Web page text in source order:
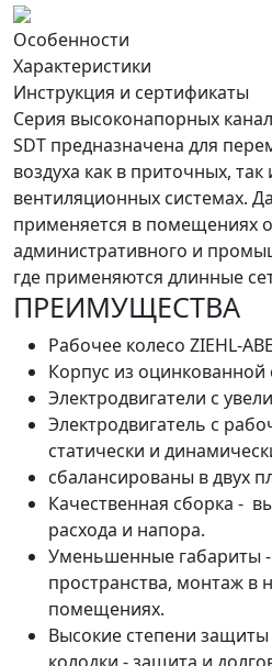
Особенности
Характеристики
Инструкция и сертификаты
Серия высоконапорных
SDT предназначена для
воздуха как в приточных,
вентиляционных системах.
применяется в помещениях
административного и
где применяются длинные
ПРЕИМУЩЕСТВА
Рабочее колесо ZIEHL-
Корпус из оцинкованной
Электродвигатели с
Электродвигатель с
статически и
сбалансированы в двух
Качественная сборка -
расхода и напора.
Уменьшенные габариты
пространства, монтаж в
помещениях.
Высокие степени